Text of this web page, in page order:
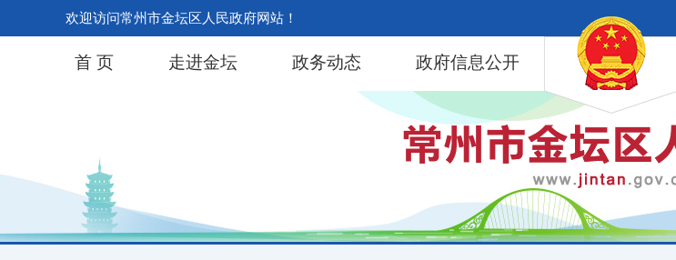
欢迎访问常州市金坛区人民政府网站！
首 页 走进金坛 政务动态 政府信息公开